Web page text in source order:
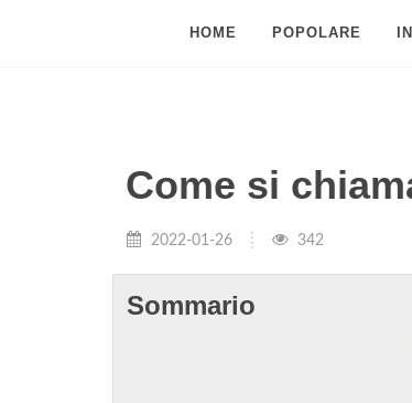
HOME POPOLARE
Come si
2022-01-26 342
Sommario